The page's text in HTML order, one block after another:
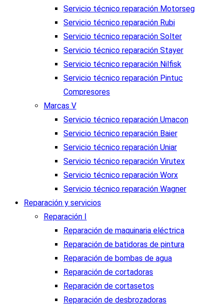
Servicio técnico reparación Motorseg
Servicio técnico reparación Rubi
Servicio técnico reparación Solter
Servicio técnico reparación Stayer
Servicio técnico reparación Nilfisk
Servicio técnico reparación Pintuc
Compresores
Marcas V
Servicio técnico reparación Umacon
Servicio técnico reparación Baier
Servicio técnico reparación Uniar
Servicio técnico reparación Virutex
Servicio técnico reparación Worx
Servicio técnico reparación Wagner
Reparación y servicios
Reparación I
Reparación de maquinaria eléctrica
Reparación de batidoras de pintura
Reparación de bombas de agua
Reparación de cortadoras
Reparación de cortasetos
Reparación de desbrozadoras